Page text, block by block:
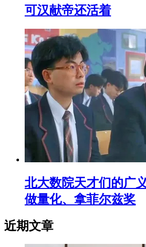
可汉献帝还活着
北大数院天才们的广
做量化、拿菲尔兹奖
近期文章